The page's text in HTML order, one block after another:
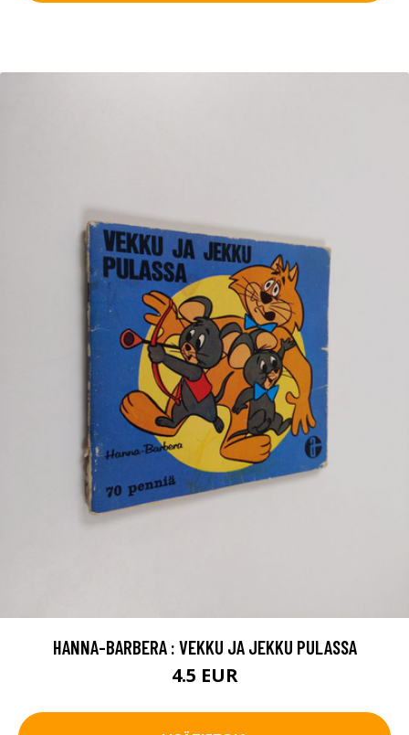
HANNA-BARBERA : VEKKU JA JEKKU PULASSA
4.5 EUR